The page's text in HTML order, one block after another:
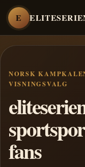
E
NORSK
VISNINGSVALG
fans